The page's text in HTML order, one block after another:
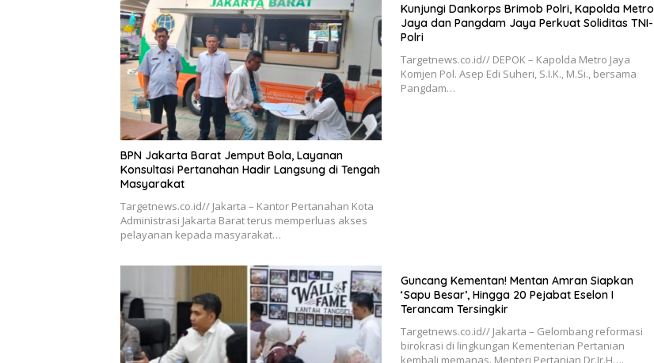
BPN Jakarta Barat Jemput Bola, Layanan
Konsultasi Pertanahan Hadir Langsung di Tengah
Masyarakat
Targetnews.co.id// Jakarta – Kantor Pertanahan Kota
Administrasi Jakarta Barat terus memperluas akses
pelayanan kepada masyarakat…
Kunjungi Dankorps Brimob Polri, Kapolda Metro
Jaya dan Pangdam Jaya Perkuat Soliditas TNI-
Polri
Targetnews.co.id// DEPOK – Kapolda Metro Jaya
Komjen Pol. Asep Edi Suheri, S.I.K., M.Si., bersama
Pangdam…
Guncang Kementan! Mentan Amran Siapkan
‘Sapu Besar’, Hingga 20 Pejabat Eselon I
Terancam Tersingkir
Targetnews.co.id// Jakarta – Gelombang reformasi
birokrasi di lingkungan Kementerian Pertanian
kembali memanas. Menteri Pertanian Dr.Ir.H….